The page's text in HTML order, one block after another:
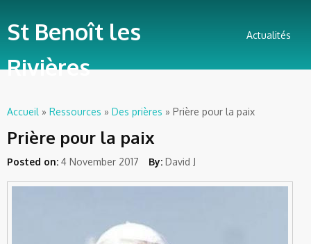
St Benoît les
Rivières
Actualités
Vous êtes ici
Accueil » Ressources » Des prières » Prière pour la paix
Prière pour la paix
Posted on: 4 November 2017 By: David J